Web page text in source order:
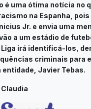
é uma ótima notícia no
na Espanha, pois
Jr. e envia uma
a um estádio de
Liga irá identificá-los,
criminais para
entidade, Javier Tebas.